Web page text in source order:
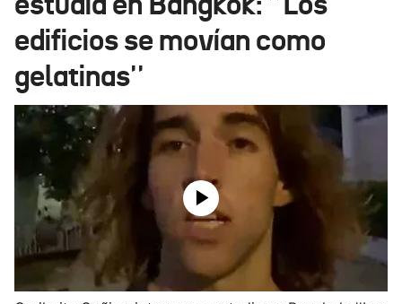
Eguraldia
edificios se movían como
gelatinas''